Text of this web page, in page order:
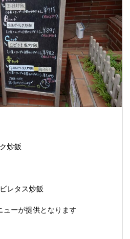
炒飯
レタス炒飯
ューが提供となります